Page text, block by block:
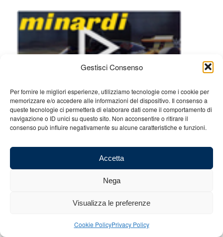
Gestisci Consenso
Per fornire le migliori esperienze, utilizziamo tecnologie come i cookie per
memorizzare e/o accedere alle informazioni del dispositivo. Il consenso a
queste tecnologie ci permetterà di elaborare dati come il comportamento di
navigazione o ID unici su questo sito. Non acconsentire o ritirare il
consenso può influire negativamente su alcune caratteristiche e funzioni.
Accetta
Nega
Visualizza le preferenze
Cookie PolicyPrivacy Policy
F1 – GP Canada: Il commento dei
protagonisti
13 Giugno 2010 / in / Redazione
Dopo aver interrotto il monopolio della Red
Bull nelle qualifiche, Lewis Hamilton e la McLaren conquistano il
consecutiva stagionale grazie al secondo posto di Jenson